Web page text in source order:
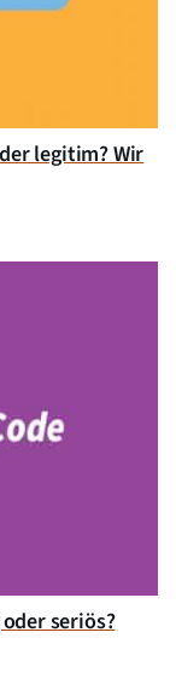
legitim? Wir
seriös?